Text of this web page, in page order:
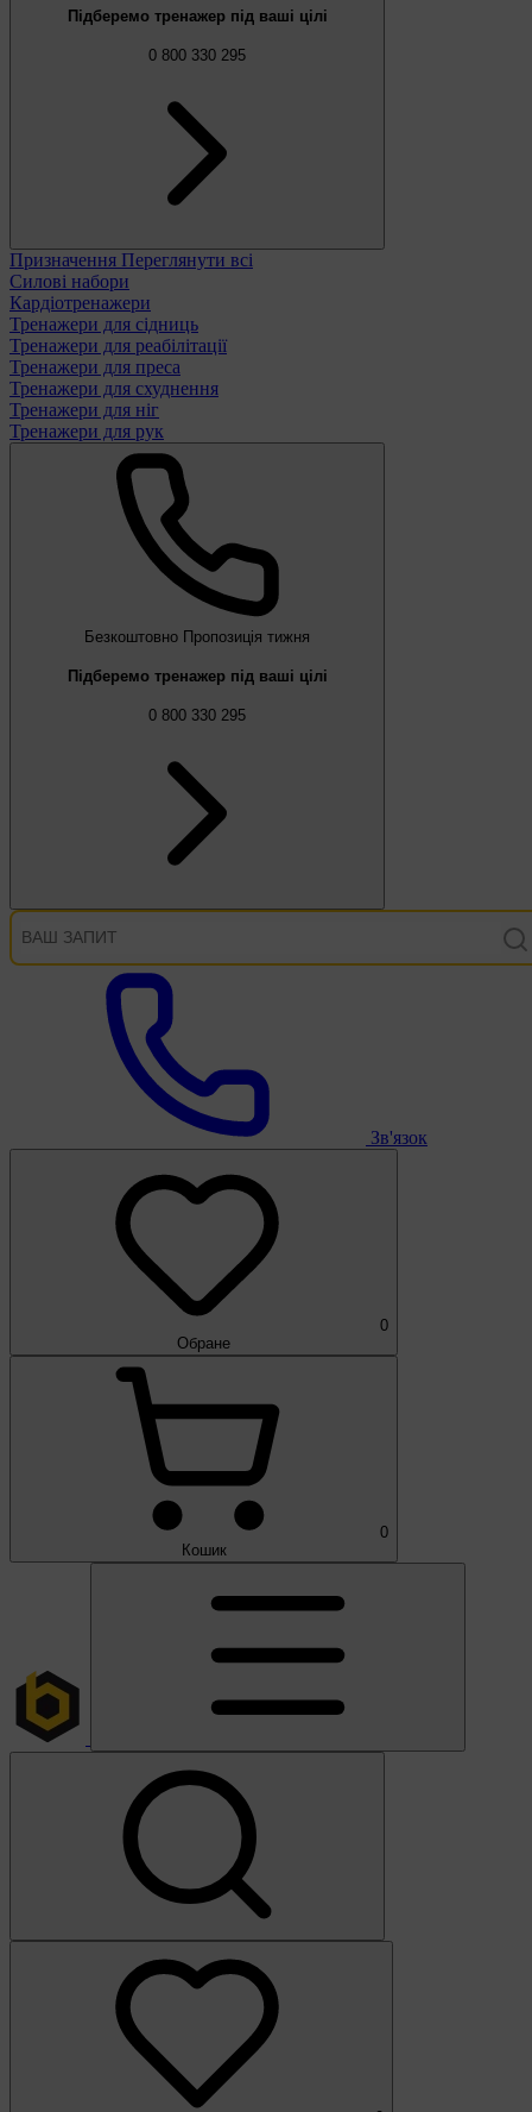
Підберемо тренажер під ваші цілі
0 800 330 295
Призначення Переглянути всі
Силові набори
Кардіотренажери
Тренажери для сідниць
Тренажери для реабілітації
Тренажери для преса
Тренажери для схуднення
Тренажери для ніг
Тренажери для рук
Безкоштовно Пропозиція тижня
Підберемо тренажер під ваші цілі
0 800 330 295
Зв'язок
0
Обране
0
Кошик